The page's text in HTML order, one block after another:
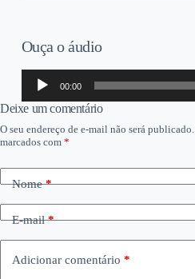
Ouça o áudio
Tocador
áudio
00:00
Deixe um comentário
O seu endereço de e-mail não será publicado.
marcados com *
Nome*
E-mail*
Adicionar comentário *